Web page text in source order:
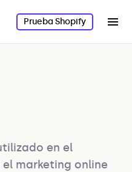
Prueba Shopify
en el
marketing online